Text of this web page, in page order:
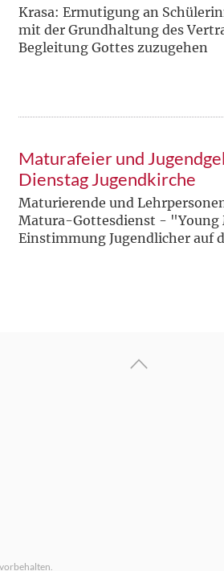
Krasa: Ermutigung an
mit der Grundhaltung des
Begleitung Gottes zuzugehen
Maturafeier und
Dienstag Jugendkirche
Maturierende und
Matura-Gottesdienst - "Young
Einstimmung Jugendlicher auf